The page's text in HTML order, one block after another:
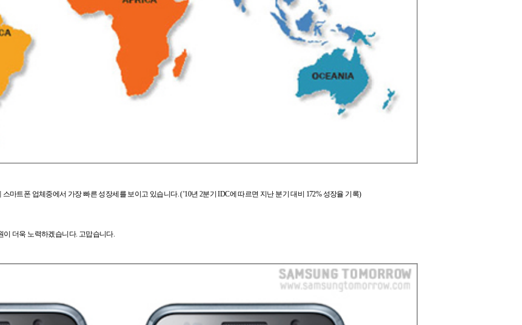
마트폰 업체중에서 가장 빠른 성장세를 보이고 있습니다. (’10년 2분기 IDC에 따르면 지난 분기 대비 172% 성장율 기록)
더욱 노력하겠습니다. 고맙습니다.